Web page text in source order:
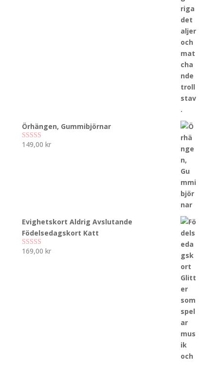
Örhängen, Gummibjörnar
Betygsatt
149,00 kr
Evighetskort Aldrig Avslutande
Födelsedagskort Katt
Betygsatt
169,00 kr